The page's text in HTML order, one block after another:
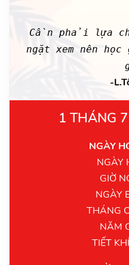
Cần phải lựa
ngặt xem nên
-
1 THÁNG
NGÀY
NGÀY
GIỜ
NGÀY
THÁNG
NĂM
TIẾT